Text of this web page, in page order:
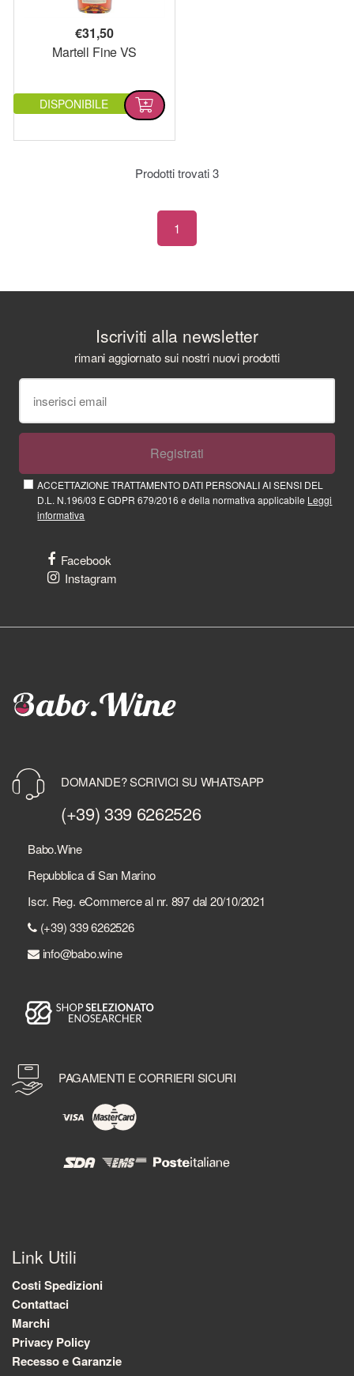
€31,50
Martell Fine VS
DISPONIBILE
Prodotti trovati3
1
Iscriviti alla newsletter
rimani aggiornato sui nostri nuovi prodotti
Registrati
ACCETTAZIONE TRATTAMENTO DATI PERSONALI AI SENSI DEL
D.L. N.196/03 E GDPR 679/2016 e della normativa applicabile Leggi
informativa
Facebook
Instagram
DOMANDE? SCRIVICI SU WHATSAPP
(+39) 339 6262526
Babo.Wine
Repubblica di San Marino
Iscr. Reg. eCommerce al nr. 897 dal 20/10/2021
(+39) 339 6262526
info@babo.wine
PAGAMENTI E CORRIERI SICURI
Link Utili
Costi Spedizioni
Contattaci
Marchi
Privacy Policy
Recesso e Garanzie